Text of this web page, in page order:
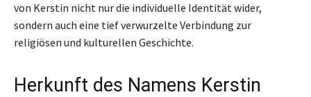
von Kerstin nicht nur die individuelle Identität wider,
sondern auch eine tief verwurzelte Verbindung zur
religiösen und kulturellen Geschichte.
Herkunft des Namens Kerstin